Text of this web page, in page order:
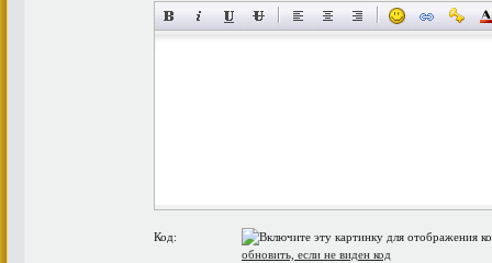
Код:
обновить, если не виден код